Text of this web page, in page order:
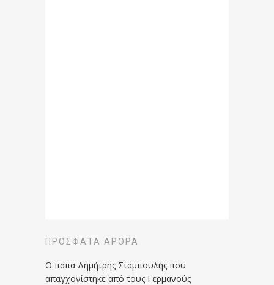
ΠΡΌΣΦΑΤΑ ΆΡΘΡΑ
Ο παπα Δημήτρης Σταμπουλής που
απαγχονίστηκε από τους Γερμανούς